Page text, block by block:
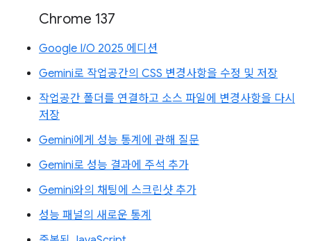
Chrome 137
Google I/O 2025 에디션
Gemini로 작업공간의 CSS 변경사항을 수정 및 저장
작업공간 폴더를 연결하고 소스 파일에 변경사항을 다시
저장
Gemini에게 성능 통계에 관해 질문
Gemini로 성능 결과에 주석 추가
Gemini와의 채팅에 스크린샷 추가
성능 패널의 새로운 통계